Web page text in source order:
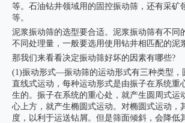
等。石油钻井领域用的固控振动筛，还有采矿
等。
泥浆振动筛的选型要合适。泥浆振动筛有不同
不同处理量，一般要选用使用钻井相匹配的泥
那我们来看看决定振动筛好坏的因素有哪些?
(1)振动形式—振动筛的运动形式有三种类型，
直线式运动，每种运动形式是由振子在系统重
生的。振子在系统的重心处，就产生圆周式运
心上方，就产生椭圆式运动。对椭圆式运动，
度，以利于运送钻屑。但是筛面倾斜，会降低